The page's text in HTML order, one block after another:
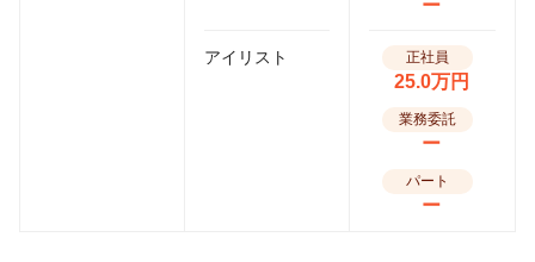
ー
アイリスト 正社員
25.0万円
業務委託
ー
パート
ー